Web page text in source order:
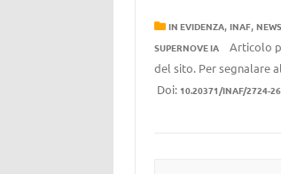
IN EVIDENZA, INAF, NEWS
SUPERNOVE IA Articolo
del sito. Per segnalare
Doi: 10.20371/INAF/2724-